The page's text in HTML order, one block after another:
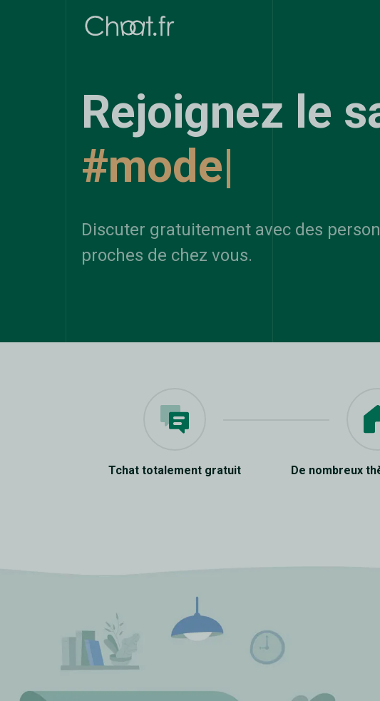
Rejoignez le
#modelisme
Discuter gratuitement avec des
proches de chez vous.
Tchat totalement gratuit De nombreux